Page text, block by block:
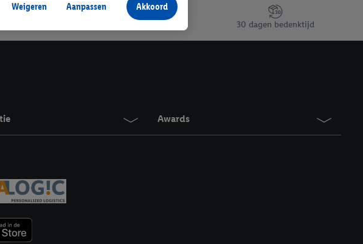
30 dagen bedenktijd
Awards
weergegeven voor producten waarin je
van een online winkel te plaatsen
diensten, met behulp van jouw gehashte e-
S.A. beschikt, aan jou kunnen worden
de gegevensverwerking.
cookies en vergelijkbare
doeleinden. Meer informatie,
op elk gewenst moment in te
website hier.Klik
Weigeren Aanpassen Akkoord